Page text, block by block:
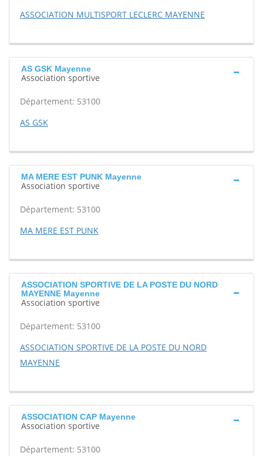
ASSOCIATION MULTISPORT LECLERC MAYENNE
AS GSK Mayenne
Association sportive
Département: 53100
AS GSK
MA MERE EST PUNK Mayenne
Association sportive
Département: 53100
MA MERE EST PUNK
ASSOCIATION SPORTIVE DE LA POSTE DU NORD
MAYENNE Mayenne
Association sportive
Département: 53100
ASSOCIATION SPORTIVE DE LA POSTE DU NORD
MAYENNE
ASSOCIATION CAP Mayenne
Association sportive
Département: 53100